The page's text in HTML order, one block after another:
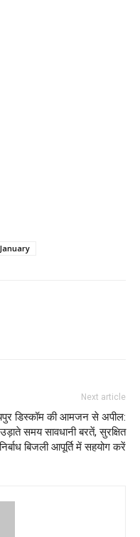
Next article
डिस्कॉम की आमजन से अपील:
समय सावधानी बरतें, सुरक्षित
बिजली आपूर्ति में सहयोग करें